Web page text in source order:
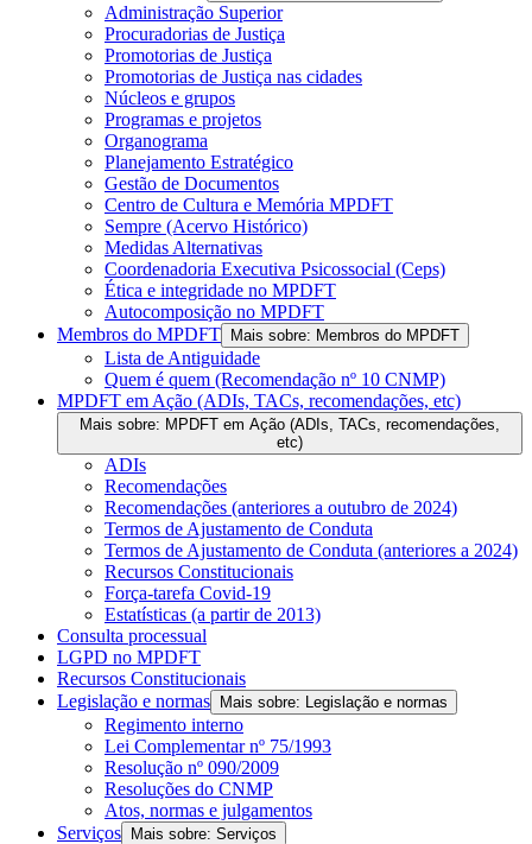
Administração Superior
Procuradorias de Justiça
Promotorias de Justiça
Promotorias de Justiça nas cidades
Núcleos e grupos
Programas e projetos
Organograma
Planejamento Estratégico
Gestão de Documentos
Centro de Cultura e Memória MPDFT
Sempre (Acervo Histórico)
Medidas Alternativas
Coordenadoria Executiva Psicossocial (Ceps)
Ética e integridade no MPDFT
Autocomposição no MPDFT
Membros do MPDFT
Mais sobre: Membros do MPDFT
Lista de Antiguidade
Quem é quem (Recomendação nº 10 CNMP)
MPDFT em Ação (ADIs, TACs, recomendações, etc)
Mais sobre: MPDFT em Ação (ADIs, TACs, recomendações,
etc)
ADIs
Recomendações
Recomendações (anteriores a outubro de 2024)
Termos de Ajustamento de Conduta
Termos de Ajustamento de Conduta (anteriores a 2024)
Recursos Constitucionais
Força-tarefa Covid-19
Estatísticas (a partir de 2013)
Consulta processual
LGPD no MPDFT
Recursos Constitucionais
Legislação e normas
Mais sobre: Legislação e normas
Regimento interno
Lei Complementar nº 75/1993
Resolução nº 090/2009
Resoluções do CNMP
Atos, normas e julgamentos
Serviços
Mais sobre: Serviços